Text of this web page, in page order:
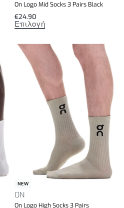
On Logo Mid Socks 3 Pairs Black
€24.90
Επιλογή
NEW
ON
On Logo High Socks 3 Pairs